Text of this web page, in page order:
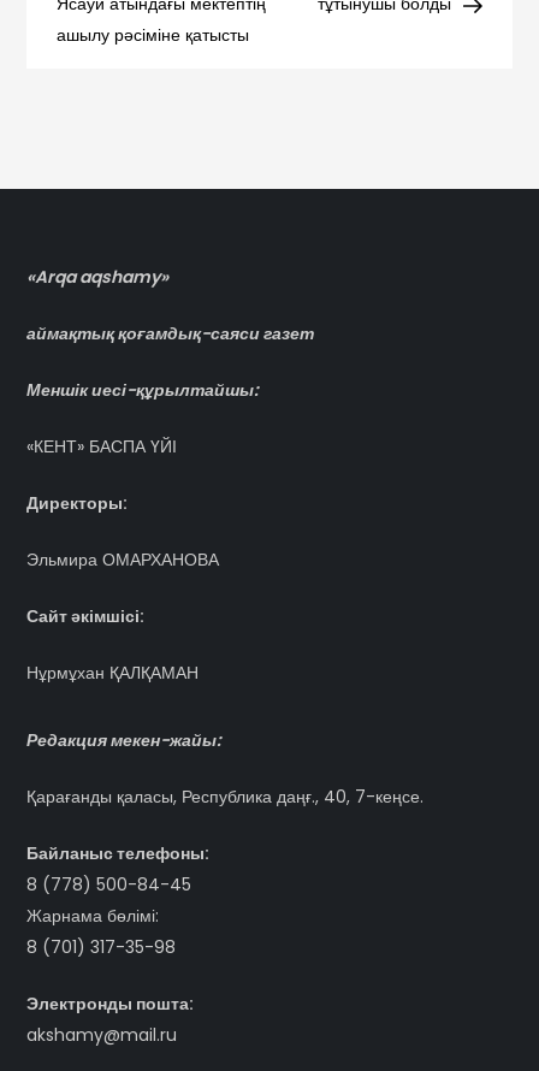
записям
ашылу рәсіміне қатысты
«Arqa aqshamy»
аймақтық қоғамдық-саяси газет
Меншік иесі-құрылтайшы:
«КЕНТ» БАСПА ҮЙІ
Директоры:
Эльмира ОМАРХАНОВА
Сайт әкімшісі:
Нұрмұхан ҚАЛҚАМАН
Редакция мекен-жайы:
Қарағанды қаласы, Республика даңғ., 40, 7-кеңсе.
Байланыс телефоны:
8 (778) 500-84-45
Жарнама бөлімі:
8 (701) 317-35-98
Электронды пошта:
akshamy@mail.ru